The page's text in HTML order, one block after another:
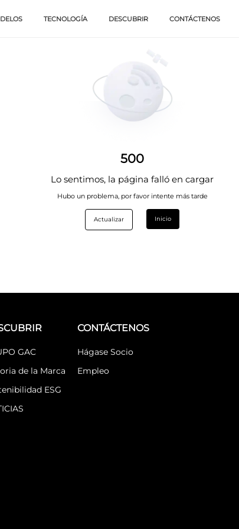
TECNOLOGÍA DESCUBRIR CONTÁCTENOS
500
Lo sentimos, la página falló en cargar
Hubo un problema, por favor intente más tarde
Actualizar Inicio
GAC
de la Marca
ESG
CONTÁCTENOS
Hágase Socio
Empleo